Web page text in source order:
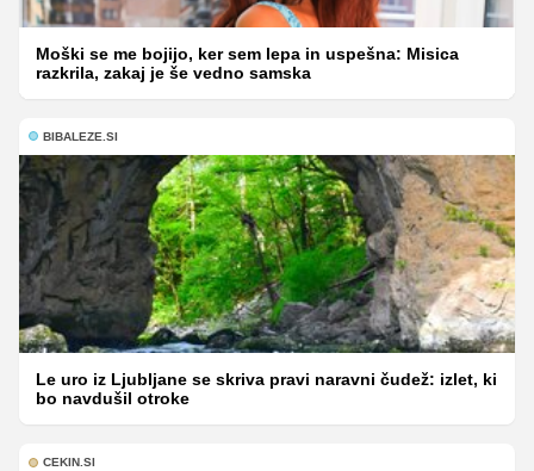
Moški se me bojijo, ker sem lepa in uspešna: Misica
razkrila, zakaj je še vedno samska
BIBALEZE.SI
Le uro iz Ljubljane se skriva pravi naravni čudež: izlet, ki
bo navdušil otroke
CEKIN.SI